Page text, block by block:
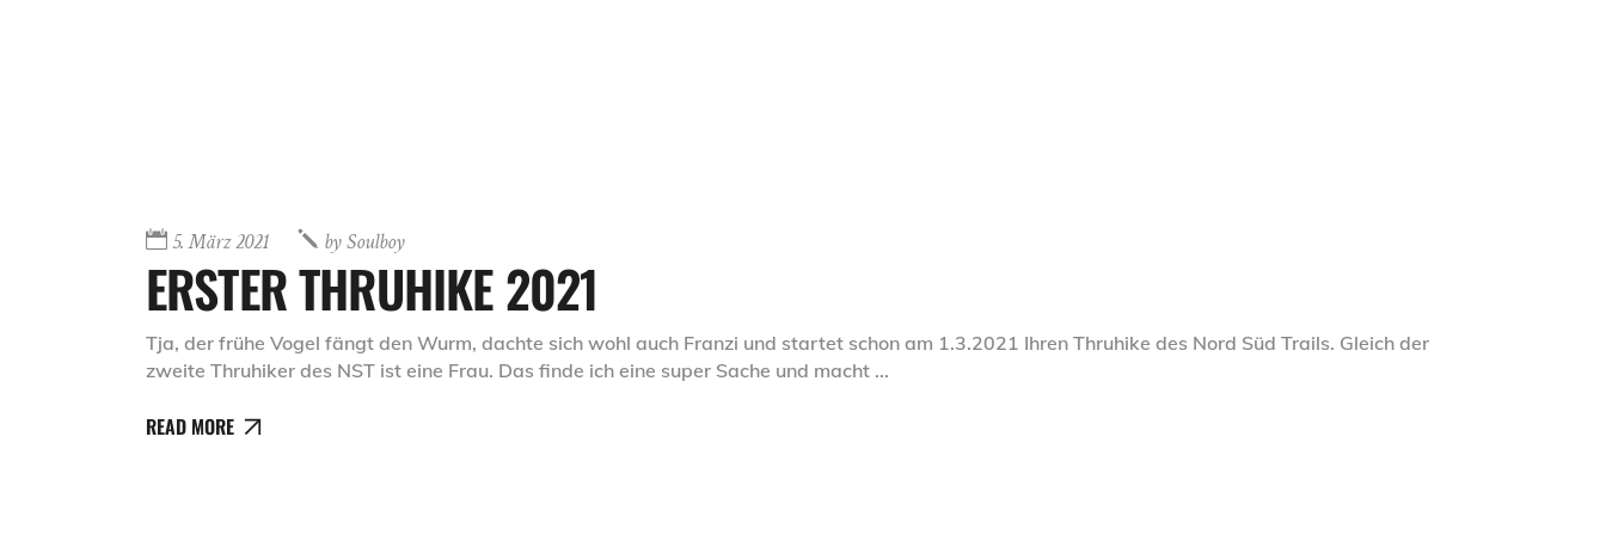
5. März 2021 bySoulboy
ERSTER THRUHIKE 2021
Tja, der frühe Vogel fängt den Wurm, dachte sich wohl auch Franzi und startet schon am 1.3.2021 Ihren Thruhike des Nord Süd Trails. Gleich der
zweite Thruhiker des NST ist eine Frau. Das finde ich eine super Sache und macht
READ MORE